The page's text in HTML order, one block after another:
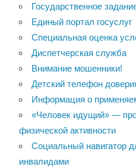
Государственное
Единый портал госуслуг
Специальная оценка
Диспетчерская служба
Внимание мошенники!
Детский телефон
Информация о
«Человек идущий» —
физической активности
Социальный навигатор
инвалидами